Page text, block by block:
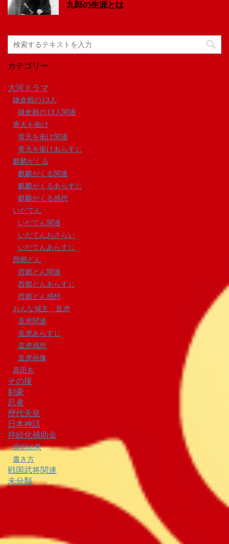
九郎の生涯とは
カテゴリー
大河ドラマ
鎌倉殿の13人
鎌倉殿の13人関連
青天を衝け
青天を衝け関連
青天を衝けあらすじ
麒麟がくる
麒麟がくる関連
麒麟がくるあらすじ
麒麟がくる感想
いだてん
いだてん関連
いだてんおさらい
いだてんあらすじ
西郷どん
西郷どん関連
西郷どんあらすじ
西郷どん感想
おんな城主 直虎
直虎関連
直虎あらすじ
直虎感想
直虎画像
真田丸
その後
剣豪
忍者
歴代天皇
日本神話
持続化補助金
採択結果
書き方
戦国武将関連
未分類